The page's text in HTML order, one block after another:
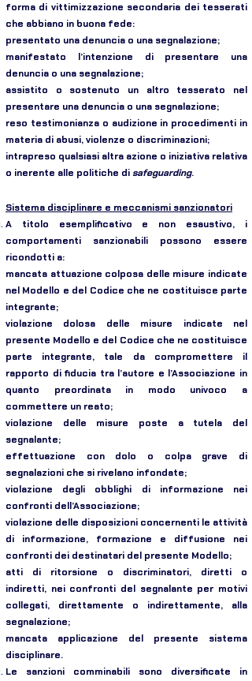
forma di vittimizzazione secondaria dei tesserati
che abbiano in buona fede:
presentato una denuncia o una segnalazione;
manifestato l’intenzione di presentare una
denuncia o una segnalazione;
assistito o sostenuto un altro tesserato nel
presentare una denuncia o una segnalazione;
reso testimonianza o audizione in procedimenti in
materia di abusi, violenze o discriminazioni;
intrapreso qualsiasi altra azione o iniziativa relativa
o inerente alle politiche disafeguarding.
Sistema disciplinare e meccanismi sanzionatori
A titolo esemplificativo e non esaustivo, i
comportamenti sanzionabili possono essere
ricondotti a:
mancata attuazione colposa delle misure indicate
nel Modello e del Codice che ne costituisce parte
integrante;
violazione dolosa delle misure indicate nel
presente Modello e del Codice che ne costituisce
parte integrante, tale da compromettere il
rapporto di fiducia tra l’autore e l’Associazione in
quanto preordinata in modo univoco a
commettere un reato;
violazione delle misure poste a tutela del
segnalante;
effettuazione con dolo o colpa grave di
segnalazioni che si rivelano infondate;
violazione degli obblighi di informazione nei
confronti dell’Associazione;
violazione delle disposizioni concernenti le attività
di informazione, formazione e diffusione nei
confronti dei destinatari del presente Modello;
atti di ritorsione o discriminatori, diretti o
indiretti, nei confronti del segnalante per motivi
collegati, direttamente o indirettamente, alla
segnalazione;
mancata applicazione del presente sistema
disciplinare.
Le sanzioni comminabili sono diversificate in